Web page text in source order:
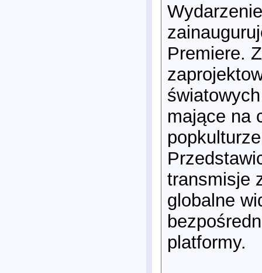
Premiere.
mające na
transmisje
globalne
platformy.